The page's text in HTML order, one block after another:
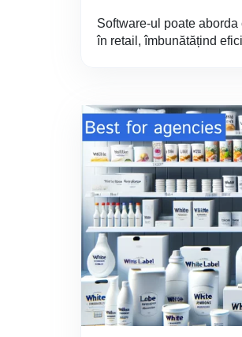
Software-ul poate
în retail, îmbunătățind